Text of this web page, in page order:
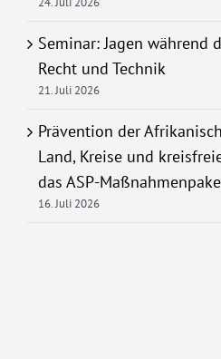
Seminar: Jagen während
Recht und Technik
21. Juli 2026
Prävention der
Land, Kreise und
das ASP-
16. Juli 2026